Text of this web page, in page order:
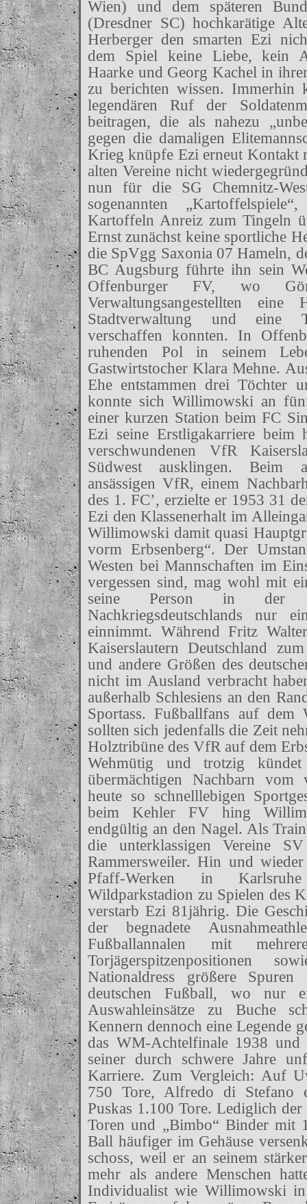
Wien) und dem späteren
(Dresdner SC) hochkarätige
Herberger den smarten Ezi
dem Spiel keine Liebe, kein
Haarke und Georg Kachel in
zu berichten wissen. Immerhin
legendären Ruf der
beitragen, die als nahezu
gegen die damaligen
Krieg knüpfe Ezi erneut Kontakt
alten Vereine nicht
nun für die SG Chemnitz-
sogenannten
Kartoffeln Anreiz zum Tingeln
Ernst zunächst keine sportliche
die SpVgg Saxonia 07 Hameln,
BC Augsburg führte ihn sein
Offenburger FV, wo
Verwaltungsangestellten
Stadtverwaltung und eine
verschaffen konnten. In
ruhenden Pol in seinem
Gastwirtstocher Klara Mehne.
Ehe entstammen drei Töchter
konnte sich Willimowski an
einer kurzen Station beim FC
Ezi seine Erstligakarriere beim
verschwundenen VfR
Südwest ausklingen. Beim
ansässigen VfR, einem
des 1. FC’, erzielte er 1953 31
Ezi den Klassenerhalt im
Willimowski damit quasi
vorm Erbsenberg“. Der
Westen bei Mannschaften im
vergessen sind, mag wohl mit
seine Person in der
Nachkriegsdeutschlands nur
einnimmt. Während Fritz
Kaiserslautern Deutschland
und andere Größen des
nicht im Ausland verbracht
außerhalb Schlesiens an den
Sportass. Fußballfans auf dem
sollten sich jedenfalls die Zeit
Holztribüne des VfR auf dem
Wehmütig und trotzig
übermächtigen Nachbarn vom
heute so schnelllebigen
beim Kehler FV hing
endgültig an den Nagel. Als
die unterklassigen Vereine
Rammersweiler. Hin und
Pfaff-Werken in
Wildparkstadion zu Spielen des
verstarb Ezi 81jährig. Die
der begnadete
Fußballannalen mit
Torjägerspitzenpositionen
Nationaldress größere
deutschen Fußball, wo nur
Auswahleinsätze zu Buche
Kennern dennoch eine Legende
das WM-Achtelfinale 1938 und
seiner durch schwere Jahre
Karriere. Zum Vergleich: Auf
750 Tore, Alfredo di Stefano
Puskas 1.100 Tore. Lediglich
Toren und „Bimbo“ Binder mit
Ball häufiger im Gehäuse
schoss, weil er an seinem
mehr als andere Menschen
Individualist wie Willimowski